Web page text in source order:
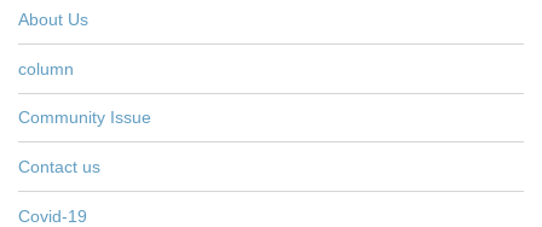
About Us
column
Community Issue
Contact us
Covid-19